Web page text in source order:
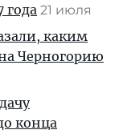
года 21 июля
каким
Черногорию
конца